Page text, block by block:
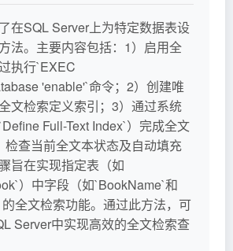
在SQL Server上为特定数据表设
法。主要内容包括：1）启用全
执行`EXEC
'enable'`命令；2）创建唯
文检索定义索引；3）通过系统
Full-Text Index`）完成全文
检查当前全文本状态及自动填充
旨在实现指定表（如
）中字段（如`BookName`和
全文检索功能。通过此方法，可
Server中实现高效的全文检索查